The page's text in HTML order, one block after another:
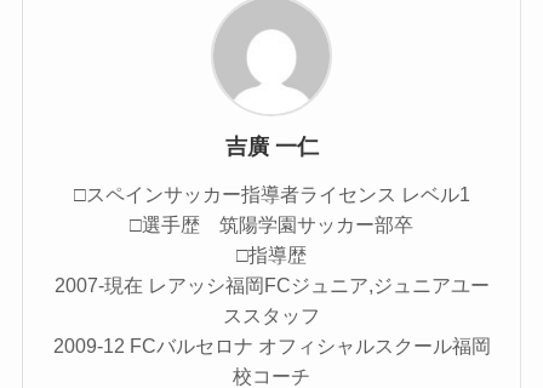
吉廣 一仁
□スペインサッカー指導者ライセンス レベル1
□選手歴 筑陽学園サッカー部卒
□指導歴
2007-現在 レアッシ福岡FCジュニア,ジュニアユー
ススタッフ
2009-12 FCバルセロナ オフィシャルスクール福岡
校コーチ